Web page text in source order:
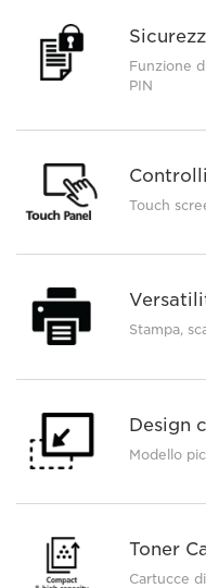
Funzione
PIN
Touch
Stampa,
Design
Modello
Toner
Cartucce